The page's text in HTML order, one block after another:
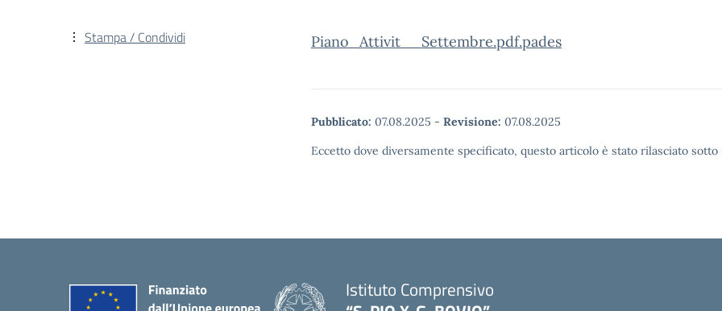
Piano_Attivit__Settembre.pdf.pades
Pubblicato: 07.08.2025 - Revisione: 07.08.2025
Eccetto dove diversamente specificato, questo articolo è stato rilasciato
Stampa / Condividi
Istituto Comprensivo